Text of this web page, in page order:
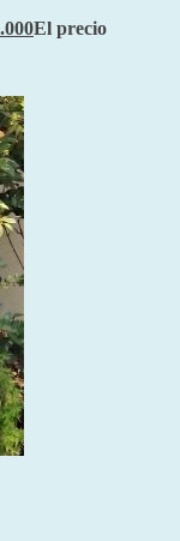
El precio